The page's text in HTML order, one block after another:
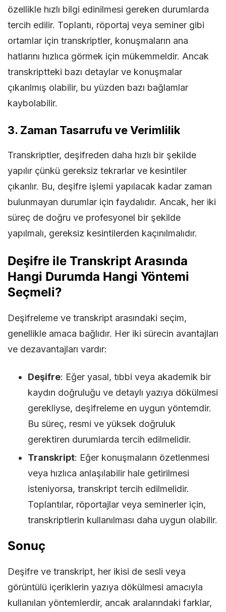
özellikle hızlı bilgi edinilmesi gereken durumlarda
tercih edilir. Toplantı, röportaj veya seminer gibi
ortamlar için transkriptler, konuşmaların ana
hatlarını hızlıca görmek için mükemmeldir. Ancak
transkriptteki bazı detaylar ve konuşmalar
çıkarılmış olabilir, bu yüzden bazı bağlamlar
kaybolabilir.
3. Zaman Tasarrufu ve Verimlilik
Transkriptler, deşifreden daha hızlı bir şekilde
yapılır çünkü gereksiz tekrarlar ve kesintiler
çıkarılır. Bu, deşifre işlemi yapılacak kadar zaman
bulunmayan durumlar için faydalıdır. Ancak, her iki
süreç de doğru ve profesyonel bir şekilde
yapılmalı, gereksiz kesintilerden kaçınılmalıdır.
Deşifre ile Transkript Arasında
Hangi Durumda Hangi Yöntemi
Seçmeli?
Deşifreleme ve transkript arasındaki seçim,
genellikle amaca bağlıdır. Her iki sürecin avantajları
ve dezavantajları vardır:
Deşifre: Eğer yasal, tıbbi veya akademik bir
kaydın doğruluğu ve detaylı yazıya dökülmesi
gerekliyse, deşifreleme en uygun yöntemdir.
Bu süreç, resmi ve yüksek doğruluk
gerektiren durumlarda tercih edilmelidir.
Transkript: Eğer konuşmaların özetlenmesi
veya hızlıca anlaşılabilir hale getirilmesi
isteniyorsa, transkript tercih edilmelidir.
Toplantılar, röportajlar veya seminerler için,
transkriptlerin kullanılması daha uygun olabilir.
Sonuç
Deşifre ve transkript, her ikisi de sesli veya
görüntülü içeriklerin yazıya dökülmesi amacıyla
kullanılan yöntemlerdir, ancak aralarındaki farklar,